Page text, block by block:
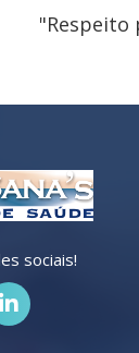
"Respeito
sociais!